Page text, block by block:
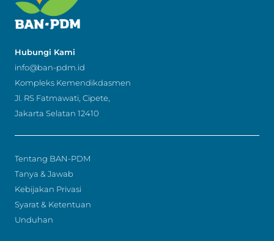
Hubungi Kami
info@ban-pdm.id
Kompleks Kemendikdasmen
Jl. RS Fatmawati, Cipete,
Jakarta Selatan 12410
Tentang BAN-PDM
Tanya & Jawab
Kebijakan Privasi
Syarat & Ketentuan
Unduhan